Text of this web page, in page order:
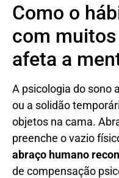
Como o
com
afeta a
A psicologia do sono
ou a solidão
objetos na cama.
preenche o vazio
abraço humano
de compensação